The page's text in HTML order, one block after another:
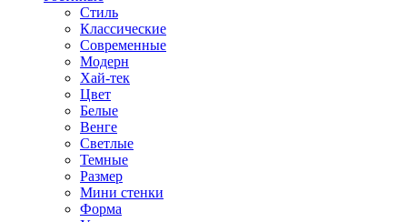
Стиль
Классические
Современные
Модерн
Хай-тек
Цвет
Белые
Венге
Светлые
Темные
Размер
Мини стенки
Форма